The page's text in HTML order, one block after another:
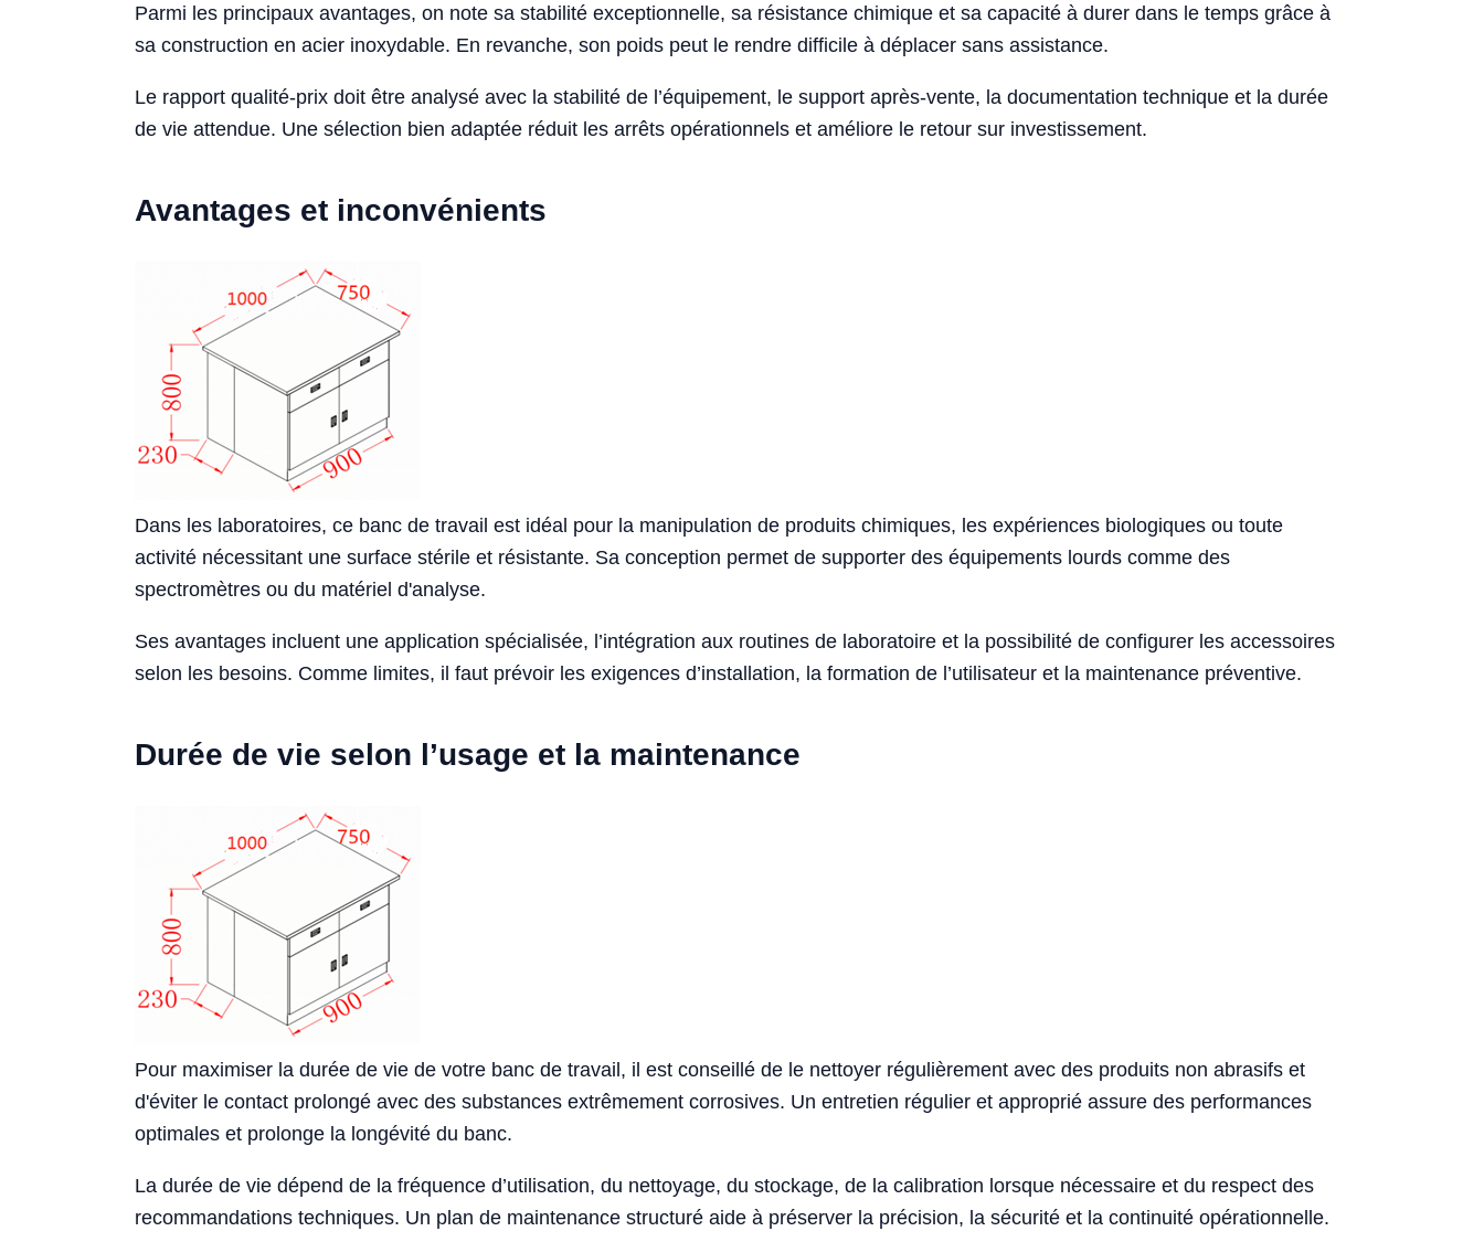
Parmi les principaux avantages, on note sa stabilité exceptionnelle, sa résistance chimique et sa capacité à durer dans le temps grâce à
sa construction en acier inoxydable. En revanche, son poids peut le rendre difficile à déplacer sans assistance.
Le rapport qualité-prix doit être analysé avec la stabilité de l’équipement, le support après-vente, la documentation technique et la durée
de vie attendue. Une sélection bien adaptée réduit les arrêts opérationnels et améliore le retour sur investissement.
Avantages et inconvénients
Dans les laboratoires, ce banc de travail est idéal pour la manipulation de produits chimiques, les expériences biologiques ou toute
activité nécessitant une surface stérile et résistante. Sa conception permet de supporter des équipements lourds comme des
spectromètres ou du matériel d'analyse.
Ses avantages incluent une application spécialisée, l’intégration aux routines de laboratoire et la possibilité de configurer les accessoires
selon les besoins. Comme limites, il faut prévoir les exigences d’installation, la formation de l’utilisateur et la maintenance préventive.
Durée de vie selon l’usage et la maintenance
Pour maximiser la durée de vie de votre banc de travail, il est conseillé de le nettoyer régulièrement avec des produits non abrasifs et
d'éviter le contact prolongé avec des substances extrêmement corrosives. Un entretien régulier et approprié assure des performances
optimales et prolonge la longévité du banc.
La durée de vie dépend de la fréquence d’utilisation, du nettoyage, du stockage, de la calibration lorsque nécessaire et du respect des
recommandations techniques. Un plan de maintenance structuré aide à préserver la précision, la sécurité et la continuité opérationnelle.